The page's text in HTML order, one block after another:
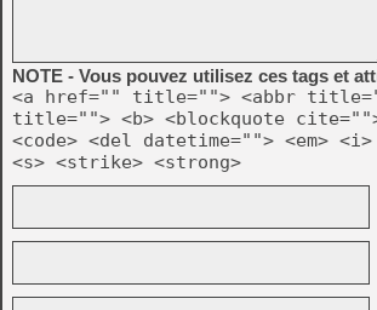
NOTE - Vous pouvez utilisez ces tags et
<a href="" title=""> <abbr
title=""> <b> <blockquote
<code> <del datetime=""> <em>
<s> <strike> <strong>